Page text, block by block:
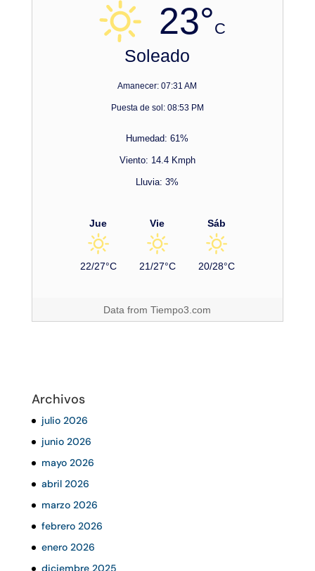
23°C
Soleado
Amanecer: 07:31 AM
Puesta de sol: 08:53 PM
Humedad: 61%
Viento: 14.4 Kmph
Lluvia: 3%
Jue
22/27°C
Vie
21/27°C
Sáb
20/28°C
Data fromTiempo3.com
Archivos
julio 2026
junio 2026
mayo 2026
abril 2026
marzo 2026
febrero 2026
enero 2026
diciembre 2025